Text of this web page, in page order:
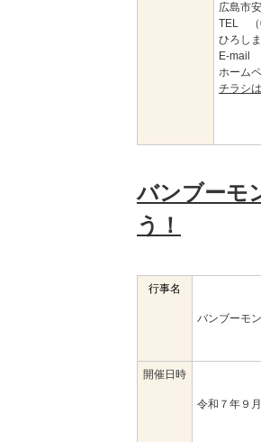
広島市
TEL （
ひろし
E-mail
ホーム
チラシ
バンブーモ
う！
行事名
バンブーモ
開催日時
令和７年９